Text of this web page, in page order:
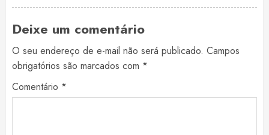
Deixe um comentário
O seu endereço de e-mail não será publicado. Campos
obrigatórios são marcados com *
Comentário *